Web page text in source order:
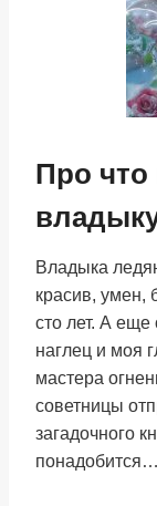
Про что
Владыка
красив, умен,
сто лет. А
наглец и моя
мастера
советницы
загадочного
понадобится…